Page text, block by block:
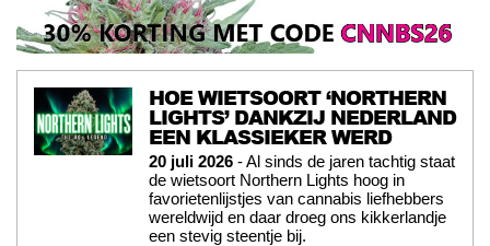
HOE WIETSOORT ‘NORTHERN
LIGHTS’ DANKZIJ NEDERLAND
EEN KLASSIEKER WERD
20 juli 2026 - Al sinds de jaren tachtig staat
de wietsoort Northern Lights hoog in
favorietenlijstjes van cannabis liefhebbers
wereldwijd en daar droeg ons kikkerlandje
een stevig steentje bij.